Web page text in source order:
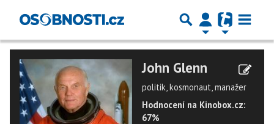
John Glenn
politik, kosmonaut, manažer
Hodnocení na Kinobox.cz:
67%